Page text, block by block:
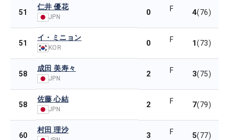
51
仁井 優花
JPN 0 F 4(76)
51
イ・ミニョン
KOR 0 F 1(73)
58
成田 美寿々
JPN 2 F 3(75)
58
佐藤 心結
JPN 2 F 7(79)
60
村田 理沙
3 F 5(77)